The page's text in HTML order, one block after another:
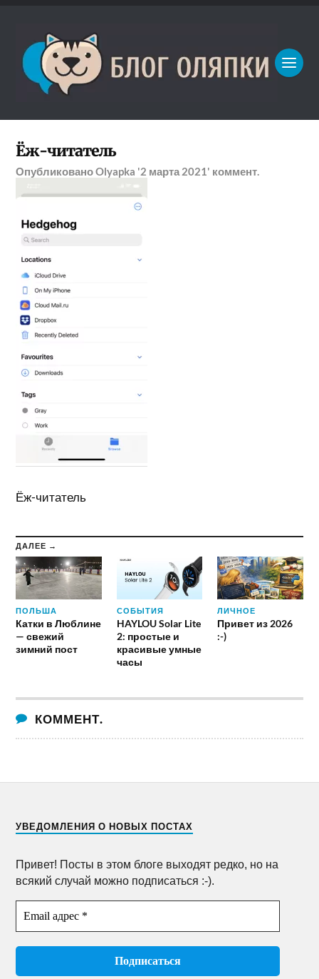
Ёж-читатель
ОпубликованоOlyapka '2 марта 2021' коммент.
Ёж-читатель
ДАЛЕЕ →
ПОЛЬША
Катки в Люблине
— свежий
зимний пост
СОБЫТИЯ
HAYLOU Solar Lite
2: простые и
красивые умные
часы
ЛИЧНОЕ
Привет из 2026
:-)
КОММЕНТ.
УВЕДОМЛЕНИЯ О НОВЫХ ПОСТАХ
Привет! Посты в этом блоге выходят редко, но на
всякий случай можно подписаться :-).